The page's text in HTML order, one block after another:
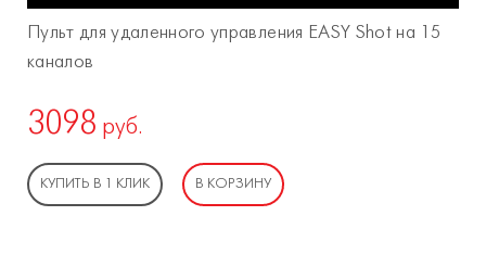
Пульт для удаленного управления EASY Shot на 15
каналов
3098 руб.
КУПИТЬ В 1 КЛИК В КОРЗИНУ